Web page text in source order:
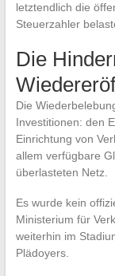
letztendlich die
Steuerzahler
Die
Die
Investitionen: den
Einrichtung von
allem verfügbare
überlasteten Netz.
Es wurde kein
Ministerium für
weiterhin im
Plädoyers.